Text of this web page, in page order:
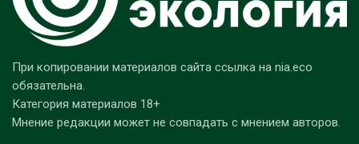
При копировании материалов сайта ссылка на nia.eco
обязательна.
Категория материалов 18+
Мнение редакции может не совпадать с мнением авторов.